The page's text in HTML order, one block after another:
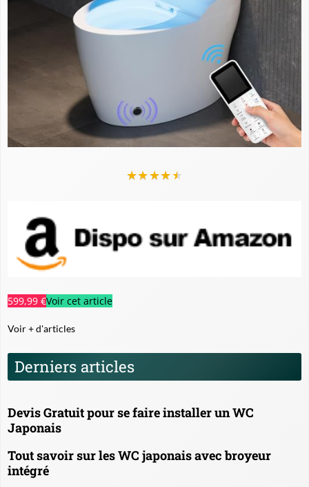
★★★★★
599,99 €Voir cet article
Voir + d'articles
Derniers articles
Devis Gratuit pour se faire installer un WC
Japonais
Tout savoir sur les WC japonais avec broyeur
intégré